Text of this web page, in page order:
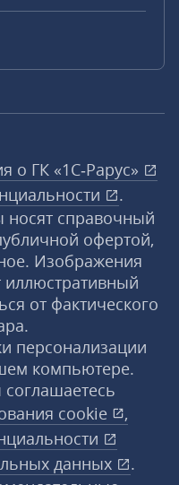
ГК «1С‑Рарус»
.
носят справочный
офертой,
Изображения
иллюстративный
от фактического
персонализации
компьютере.
cookie
,
данных
.